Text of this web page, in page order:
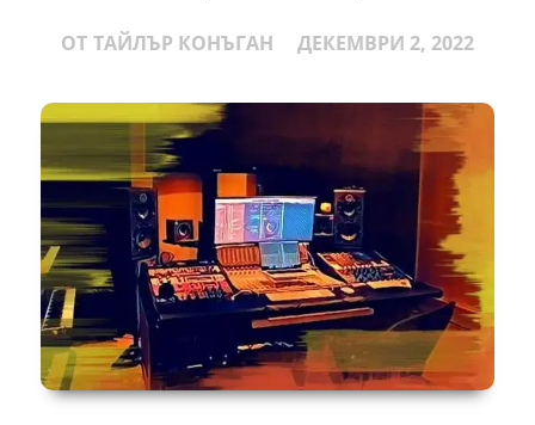
ОТ ТАЙЛЪР КОНЪГАН ДЕКЕМВРИ 2, 2022